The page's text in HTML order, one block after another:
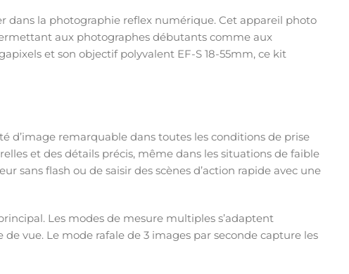
dans la photographie reflex numérique. Cet appareil photo
aux photographes débutants comme aux
et son objectif polyvalent EF-S 18-55mm, ce kit
d’image remarquable dans toutes les conditions de prise
et des détails précis, même dans les situations de faible
sans flash ou de saisir des scènes d’action rapide avec une
Les modes de mesure multiples s’adaptent
vue. Le mode rafale de 3 images par seconde capture les